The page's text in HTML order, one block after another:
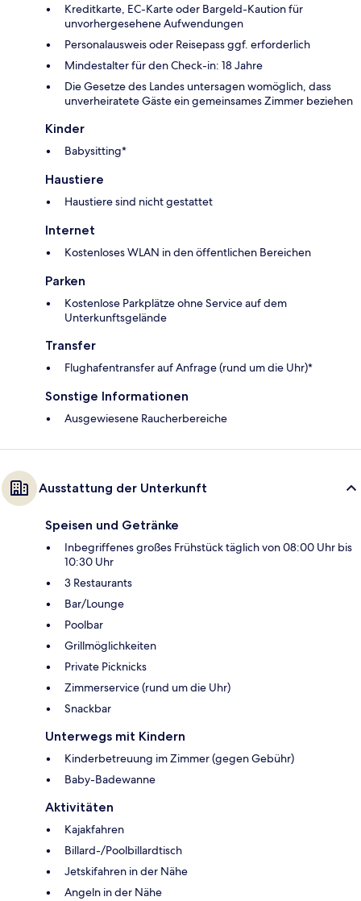
Kreditkarte, EC-Karte oder Bargeld-Kaution für
unvorhergesehene Aufwendungen
Personalausweis oder Reisepass ggf. erforderlich
Mindestalter für den Check-in: 18 Jahre
Die Gesetze des Landes untersagen womöglich, dass
unverheiratete Gäste ein gemeinsames Zimmer beziehen
Kinder
Babysitting*
Haustiere
Haustiere sind nicht gestattet
Internet
Kostenloses WLAN in den öffentlichen Bereichen
Parken
Kostenlose Parkplätze ohne Service auf dem
Unterkunftsgelände
Transfer
Flughafentransfer auf Anfrage (rund um die Uhr)*
Sonstige Informationen
Ausgewiesene Raucherbereiche
Ausstattung der Unterkunft
Speisen und Getränke
Inbegriffenes großes Frühstück täglich von 08:00 Uhr bis
10:30 Uhr
3 Restaurants
Bar/Lounge
Poolbar
Grillmöglichkeiten
Private Picknicks
Zimmerservice (rund um die Uhr)
Snackbar
Unterwegs mit Kindern
Kinderbetreuung im Zimmer (gegen Gebühr)
Baby-Badewanne
Aktivitäten
Kajakfahren
Billard-/Poolbillardtisch
Jetskifahren in der Nähe
Angeln in der Nähe